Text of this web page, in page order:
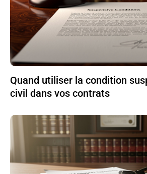
Quand utiliser la condition
civil dans vos contrats